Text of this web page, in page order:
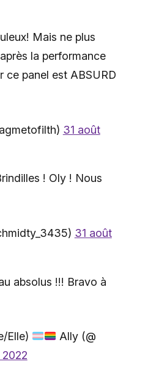
Mais ne plus
la performance
ce panel est ABSURD
31 août
! Oly ! Nous
31 août
absolus !!! Bravo à
Elle)
Ally (@